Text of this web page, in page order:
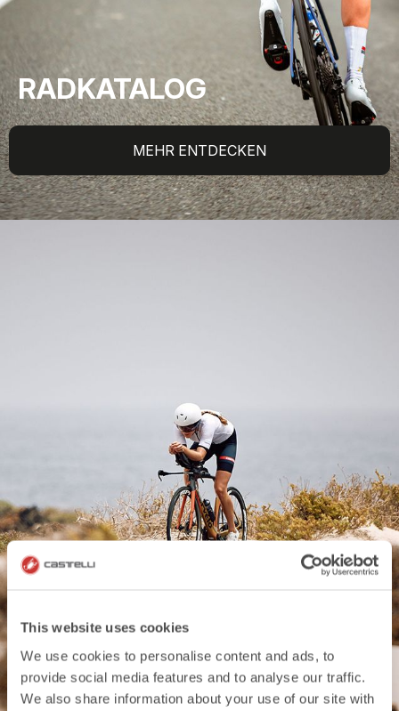
This website uses cookies
We use cookies to personalise content and ads, to
provide social media features and to analyse our traffic.
We also share information about your use of our site with
RADKATALOG
MEHR ENTDECKEN
MEHR ENTDECKEN